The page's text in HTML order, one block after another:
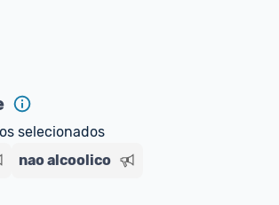
selecionados
nao alcoolico